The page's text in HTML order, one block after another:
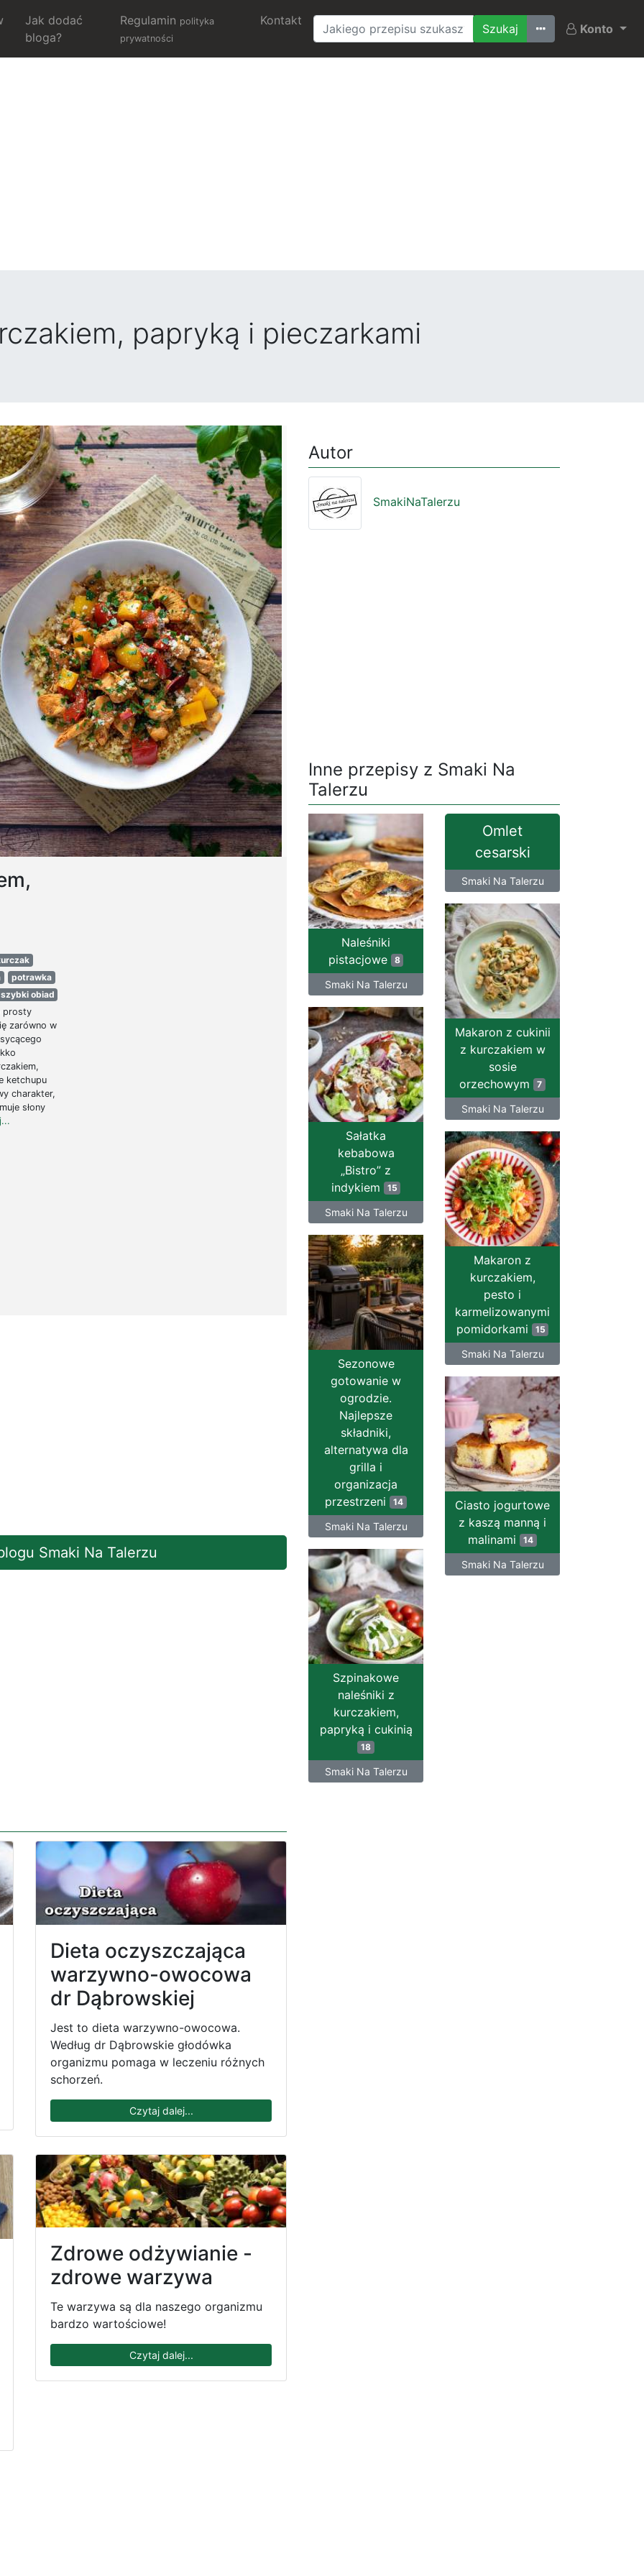
Jak dodać
bloga?
Regulamin polityka
prywatności
Kontakt
Ostatnio szukane
Konto
papryką i pieczarkami
potrawka
szybki obiad
prosty
zarówno w
ketchupu
charakter,
słony
Smaki Na Talerzu
Dieta oczyszczająca
warzywno-owocowa
dr Dąbrowskiej
Jest to dieta warzywno-owocowa.
Według dr Dąbrowskie głodówka
organizmu pomaga w leczeniu różnych
schorzeń.
Czytaj dalej...
Zdrowe odżywianie -
zdrowe warzywa
Te warzywa są dla naszego organizmu
bardzo wartościowe!
Czytaj dalej...
Autor
SmakiNaTalerzu
Inne przepisy z Smaki Na
Talerzu
Naleśniki
pistacjowe
8
Smaki Na Talerzu
Omlet
cesarski
Smaki Na Talerzu
Makaron z cukinii
z kurczakiem w
sosie
orzechowym 7
Smaki Na Talerzu
Sałatka
kebabowa
„Bistro” z
indykiem
15
Smaki Na Talerzu
Makaron z
kurczakiem,
pesto i
karmelizowanymi
pomidorkami
15
Smaki Na Talerzu
Sezonowe
gotowanie w
ogrodzie.
Najlepsze
składniki,
alternatywa dla
grilla i
organizacja
przestrzeni 14
Smaki Na Talerzu
Ciasto jogurtowe
z kaszą manną i
malinami 14
Smaki Na Talerzu
Szpinakowe
naleśniki z
kurczakiem,
papryką i cukinią
18
Smaki Na Talerzu